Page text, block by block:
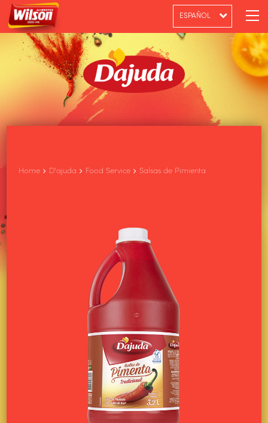
ESPAÑOL
PT-BR
Home D'ajuda Food Service Salsas de Pimienta